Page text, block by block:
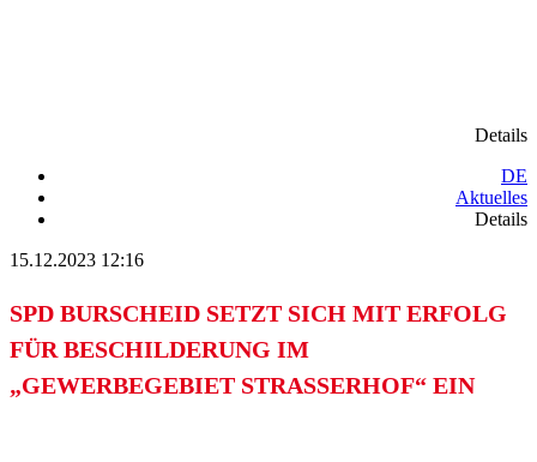
Details
DE
Aktuelles
Details
15.12.2023 12:16
SPD BURSCHEID SETZT SICH MIT ERFOLG
FÜR BESCHILDERUNG IM
„GEWERBEGEBIET STRASSERHOF“ EIN